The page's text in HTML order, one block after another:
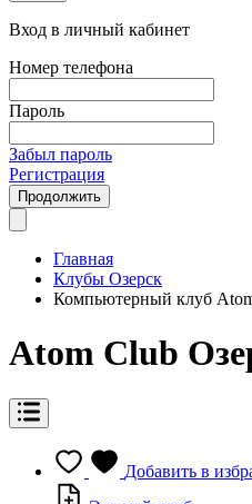
Вход в личный кабинет
Номер телефона
Пароль
Забыл пароль
Регистрация
Продолжить
Главная
Клубы Озерск
Компьютерный клуб
Atom Club
Добавить в